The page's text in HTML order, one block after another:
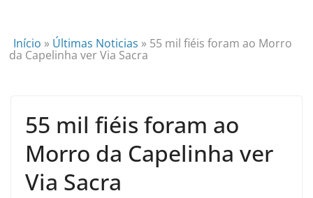
Início » Últimas Noticias » 55 mil fiéis foram ao Morro
da Capelinha ver Via Sacra
55 mil fiéis foram ao
Morro da Capelinha ver
Via Sacra